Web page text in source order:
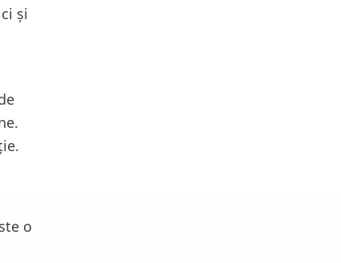
și
o